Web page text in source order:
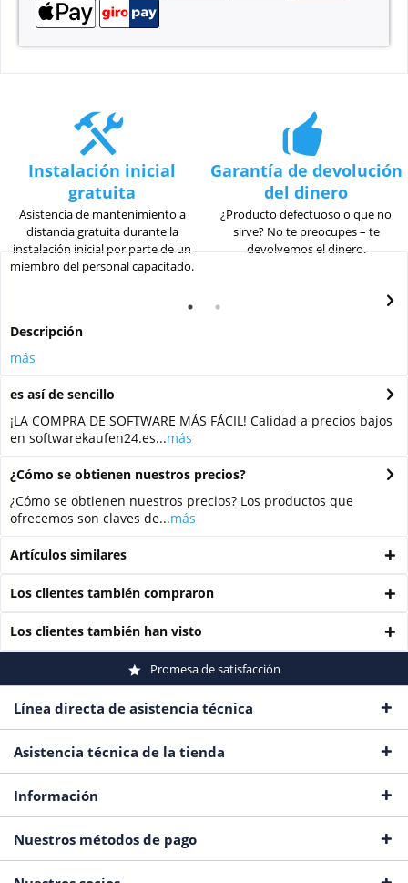
Instalación inicial
gratuita
Asistencia de mantenimiento a
distancia gratuita durante la
instalación inicial por parte de un
miembro del personal capacitado.
Garantía de devolución
del dinero
¿Producto defectuoso o que no
sirve? No te preocupes – te
devolvemos el dinero.
Descripción
más
es así de sencillo
¡LA COMPRA DE SOFTWARE MÁS FÁCIL! Calidad a precios bajos
en softwarekaufen24.es...más
¿Cómo se obtienen nuestros precios?
¿Cómo se obtienen nuestros precios? Los productos que
ofrecemos son claves de...más
Artículos similares
Los clientes también compraron
Los clientes también han visto
Promesa de satisfacción
Línea directa de asistencia técnica
Asistencia técnica de la tienda
Información
Nuestros métodos de pago